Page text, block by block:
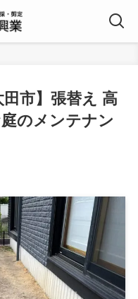
市】張替え 高
のメンテナン